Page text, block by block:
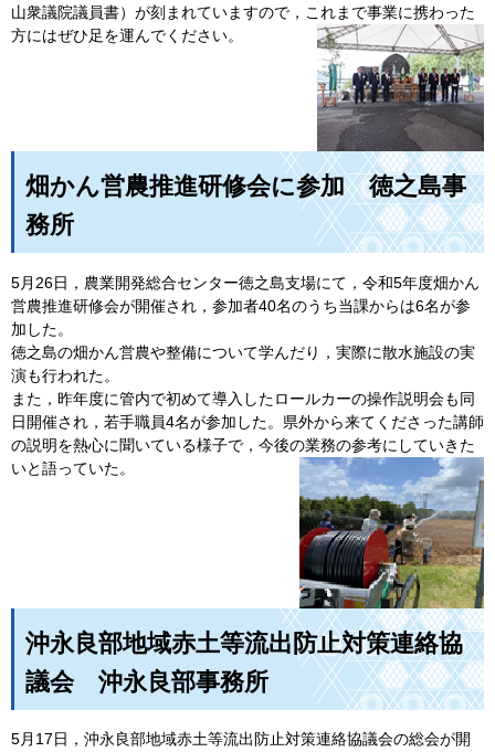
山衆議院議員書）が刻まれていますので，これまで事業に携わった
方にはぜひ足を運んでください。
畑かん営農推進研修会に参加
徳之島事
務所
5月26日，農業開発総合センター徳之島支場にて，令和5年度畑かん
営農推進研修会が開催され，参加者40名のうち当課からは6名が参
加した。
徳之島の畑かん営農や整備について学んだり，実際に散水施設の実
演も行われた。
また，昨年度に管内で初めて導入したロールカーの操作説明会も同
日開催され，若手職員4名が参加した。県外から来てくださった講師
の説明を熱心に聞いている様子で，今後の業務の参考にしていきた
いと語っていた。
沖永良部地域赤土等流出防止対策連絡協
議会
沖永良部事務所
5月17日，沖永良部地域赤土等流出防止対策連絡協議会の総会が開